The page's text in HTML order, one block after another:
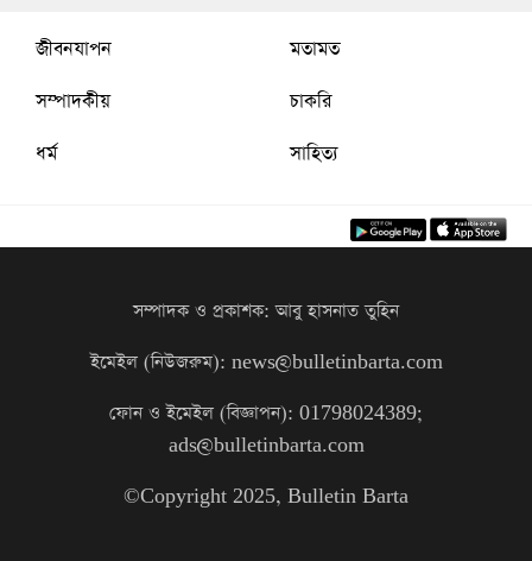
জীবনযাপন
মতামত
সম্পাদকীয়
চাকরি
ধর্ম
সাহিত্য
সম্পাদক ও প্রকাশক: আবু হাসনাত তুহিন
ইমেইল (নিউজরুম): news@bulletinbarta.com
ফোন ও ইমেইল (বিজ্ঞাপন): 01798024389;
ads@bulletinbarta.com
©️Copyright 2025, Bulletin Barta